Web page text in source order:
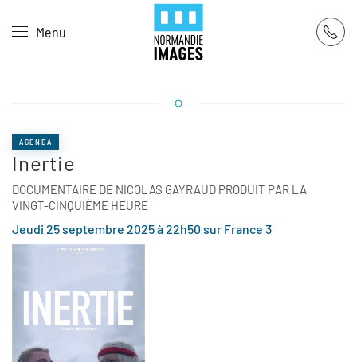
Skip to main content
Menu
AGENDA
Inertie
DOCUMENTAIRE DE NICOLAS GAYRAUD PRODUIT PAR LA
VINGT-CINQUIÈME HEURE
Jeudi 25 septembre 2025 à 22h50 sur France 3
Panneau de gestion des cookies